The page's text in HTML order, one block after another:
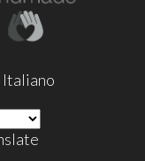
Italiano